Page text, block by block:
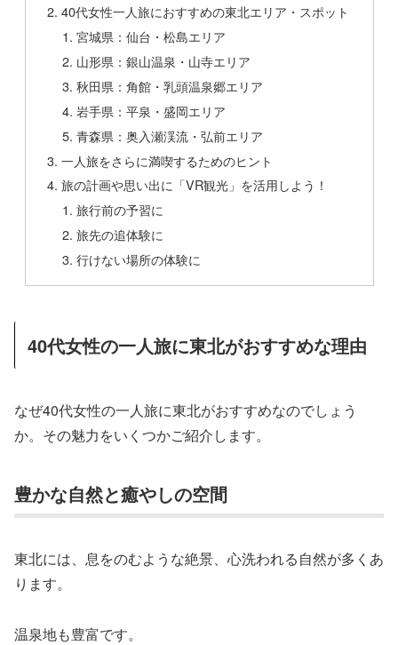
40代女性一人旅におすすめの東北エリア・スポット
宮城県：仙台・松島エリア
山形県：銀山温泉・山寺エリア
秋田県：角館・乳頭温泉郷エリア
岩手県：平泉・盛岡エリア
青森県：奥入瀬渓流・弘前エリア
一人旅をさらに満喫するためのヒント
旅の計画や思い出に「VR観光」を活用しよう！
旅行前の予習に
旅先の追体験に
行けない場所の体験に
40代女性の一人旅に東北がおすすめな理由
なぜ40代女性の一人旅に東北がおすすめなのでしょう
か。その魅力をいくつかご紹介します。
豊かな自然と癒やしの空間
東北には、息をのむような絶景、心洗われる自然が多くあ
ります。
温泉地も豊富です。